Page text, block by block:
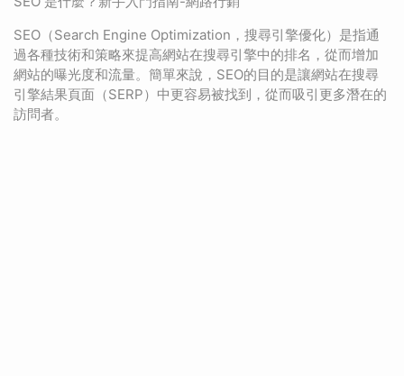
SEO（Search Engine Optimization，搜尋引擎優化）是指通
過各種技術和策略來提高網站在搜尋引擎中的排名，從而增加
網站的曝光度和流量。簡單來說，SEO的目的是讓網站在搜尋
引擎結果頁面（SERP）中更容易被找到，從而吸引更多潛在的
訪問者。